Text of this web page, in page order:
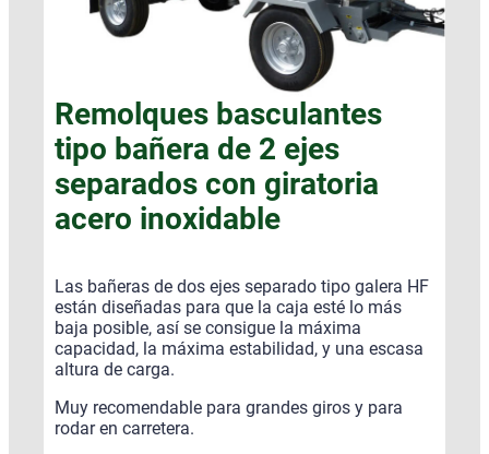
Remolques basculantes
tipo bañera de 2 ejes
separados con giratoria
acero inoxidable
Las bañeras de dos ejes separado tipo galera HF
están diseñadas para que la caja esté lo más
baja posible, así se consigue la máxima
capacidad, la máxima estabilidad, y una escasa
altura de carga.
Muy recomendable para grandes giros y para
rodar en carretera.